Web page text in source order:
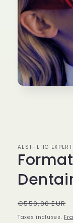
AESTHETIC EXPERT
Prix
habituel
€550,00 EUR
Taxes incluses.